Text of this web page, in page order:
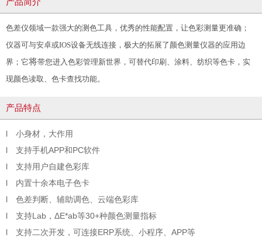
色差仪领域一款强大的测色工具，优秀的性能配置，让色彩测量更准确；
仪器可 与安卓或IOS设备无线连接，极大的拓展了颜色测量仪器的应用边
界；它将带您进入色彩管理新世界，可替代印刷、涂料、纺织等色卡，实
现颜色读取、色卡查找功能。
产品特点
l 小身材，大作用
l 支持手机APP和PC软件
l 支持用户自建色彩库
l 内置十余本电子色卡
l 色差判断、辅助调色、云端色彩库
l 支持Lab，ΔE*ab等30+种颜色测量指标
l 支持二次开发，可连接ERP系统、小程序、APP等